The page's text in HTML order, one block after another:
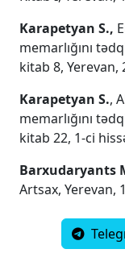
Karapetyan S.,
memarlığını
kitab 8, Yerevan,
Karapetyan S.,
memarlığını
kitab 22, 1-ci
Barxudaryants
Artsax, Yerevan,